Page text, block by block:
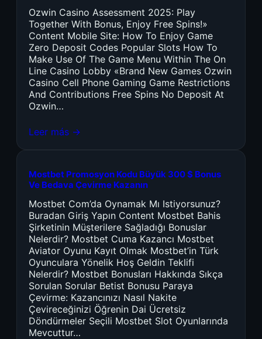
Ozwin Casino Assessment 2025: Play
Together With Bonus, Enjoy Free Spins!»
Content Mobile Site: How To Enjoy Game
Zero Deposit Codes Popular Slots How To
Make Use Of The Game Menu Within The On
Line Casino Lobby «Brand New Games Ozwin
Casino Cell Phone Gaming Game Restrictions
And Contributions Free Spins No Deposit At
Ozwin…
Leer más →
Mostbet Promosyon Kodu Büyük 300 $ Bonus
Ve Bedava Çevirme Kazanın
Mostbet Com’da Oynamak Mı Istiyorsunuz?
Buradan Giriş Yapın Content Mostbet Bahis
Şirketinin Müşterilere Sağladığı Bonuslar
Nelerdir? Mostbet Cuma Kazancı Mostbet
Aviator Oyunu Kayıt Olmak Mostbet’in Türk
Oyunculara Yönelik Hoş Geldin Teklifi
Nelerdir? Mostbet Bonusları Hakkında Sıkça
Sorulan Sorular Betist Bonusu Paraya
Çevirme: Kazancınızı Nasıl Nakite
Çevireceğinizi Öğrenin Dai Ücretsiz
Döndürmeler Seçili Mostbet Slot Oyunlarında
Mevcuttur…